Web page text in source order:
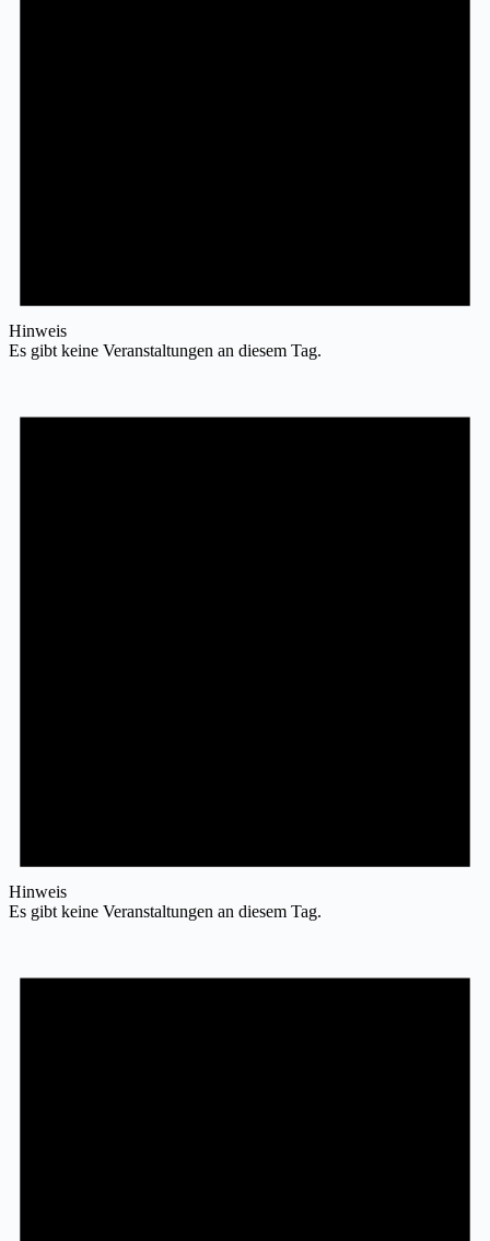
Hinweis
Es gibt keine Veranstaltungen an diesem Tag.
Hinweis
Es gibt keine Veranstaltungen an diesem Tag.